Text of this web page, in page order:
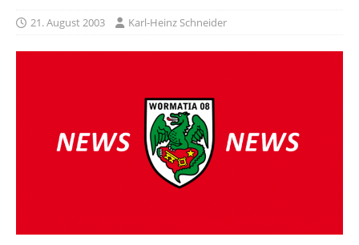
21. August 2003 Karl-Heinz Schneider